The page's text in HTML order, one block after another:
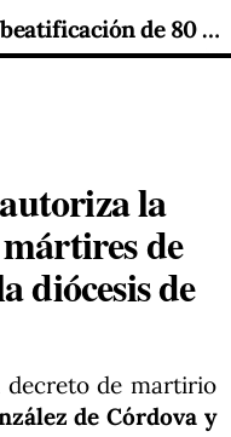
El Papa León XIV autoriza la beatificación de 80 mártires de la Guerra Civil en la diócesis de Santander
la
de
diócesis de
decreto de martirio
de Córdova y